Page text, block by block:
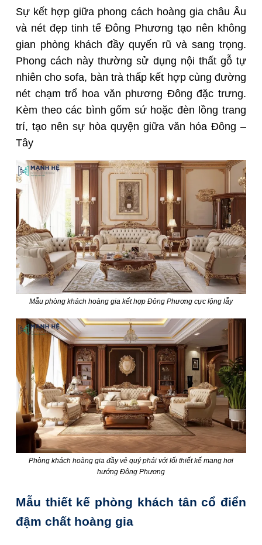
Sự kết hợp giữa phong cách hoàng gia châu Âu
và nét đẹp tinh tế Đông Phương tạo nên không
gian phòng khách đầy quyến rũ và sang trọng.
Phong cách này thường sử dụng nội thất gỗ tự
nhiên cho sofa, bàn trà thấp kết hợp cùng đường
nét chạm trổ hoa văn phương Đông đặc trưng.
Kèm theo các bình gốm sứ hoặc đèn lồng trang
trí, tạo nên sự hòa quyện giữa văn hóa Đông –
Tây
Mẫu phòng khách hoàng gia kết hợp Đông Phương cực lộng lẫy
Phòng khách hoàng gia đầy vẻ quý phái với lối thiết kế mang hơi
hướng Đông Phương
Mẫu thiết kế phòng khách tân cổ điển
đậm chất hoàng gia